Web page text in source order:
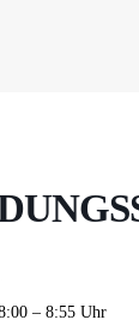
– 8:55 Uhr